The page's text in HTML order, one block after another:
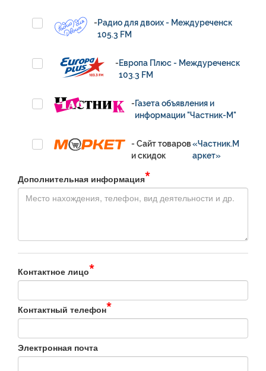
Поздравления
-Радио для двоих - Междуреченск
105.3 FM
-Европа Плюс - Междуреченск
103.3 FM
-Газета объявления и
информации "Частник-М"
- Сайт товаров
и скидок
«Частник.М
аркет»
Дополнительная информация*
Контактное лицо*
Контактный телефон*
Электронная почта